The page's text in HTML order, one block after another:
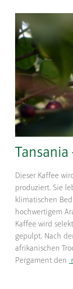
Dieser Kaffee
produziert. Sie
klimatischen
hochwertigem
Kaffee wird
gepulpt. Nach
afrikanischen
Pergament den